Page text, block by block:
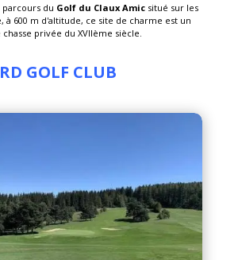
du Golf du Claux Amicsitué sur les
à 600 m d'altitude, ce site de charme est un
privée du XVIIème siècle.
GOLF CLUB